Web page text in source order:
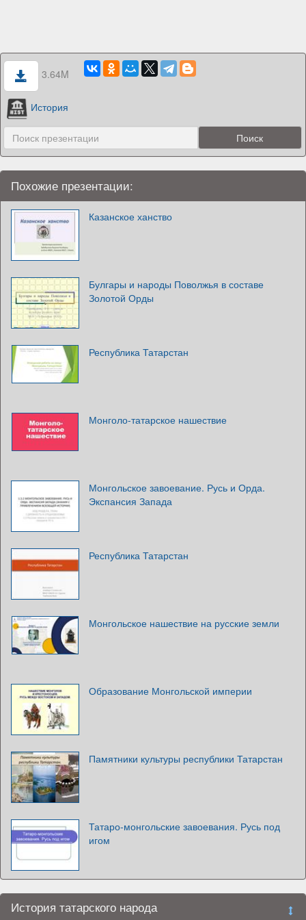
3.64M
История
Похожие презентации:
Казанское ханство
Булгары и народы Поволжья в составе
Золотой Орды
Республика Татарстан
Монголо-татарское нашествие
Монгольское завоевание. Русь и Орда.
Экспансия Запада
Республика Татарстан
Монгольское нашествие на русские земли
Образование Монгольской империи
Памятники культуры республики Татарстан
Татаро-монгольские завоевания. Русь под
игом
История татарского народа